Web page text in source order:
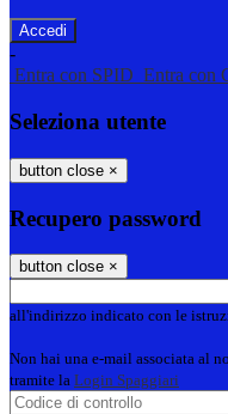
-
Entra con SPID Entra con
Seleziona utente
button close ×
Recupero password
button close ×
all'indirizzo indicato con le
Non hai una e-mail associata al
tramite la Login Spaggiari